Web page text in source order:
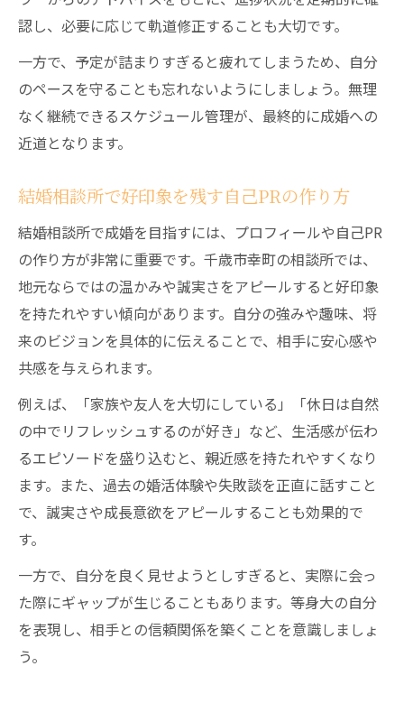
認し、必要に応じて軌道修正することも大切です。
一方で、予定が詰まりすぎると疲れてしまうため、自分
のペースを守ることも忘れないようにしましょう。無理
なく継続できるスケジュール管理が、最終的に成婚への
近道となります。
結婚相談所で好印象を残す自己PRの作り方
結婚相談所で成婚を目指すには、プロフィールや自己PR
の作り方が非常に重要です。千歳市幸町の相談所では、
地元ならではの温かみや誠実さをアピールすると好印象
を持たれやすい傾向があります。自分の強みや趣味、将
来のビジョンを具体的に伝えることで、相手に安心感や
共感を与えられます。
例えば、「家族や友人を大切にしている」「休日は自然
の中でリフレッシュするのが好き」など、生活感が伝わ
るエピソードを盛り込むと、親近感を持たれやすくなり
ます。また、過去の婚活体験や失敗談を正直に話すこと
で、誠実さや成長意欲をアピールすることも効果的で
す。
一方で、自分を良く見せようとしすぎると、実際に会っ
た際にギャップが生じることもあります。等身大の自分
を表現し、相手との信頼関係を築くことを意識しましょ
う。